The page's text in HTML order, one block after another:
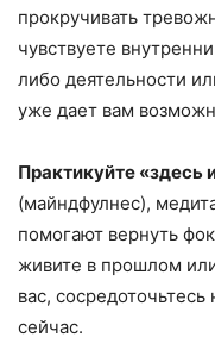
прокручивать
чувствуете
либо деятельности
уже дает вам
Практикуйте «здесь
(майндфулнес),
помогают вернуть
живите в прошлом
вас,
сейчас.